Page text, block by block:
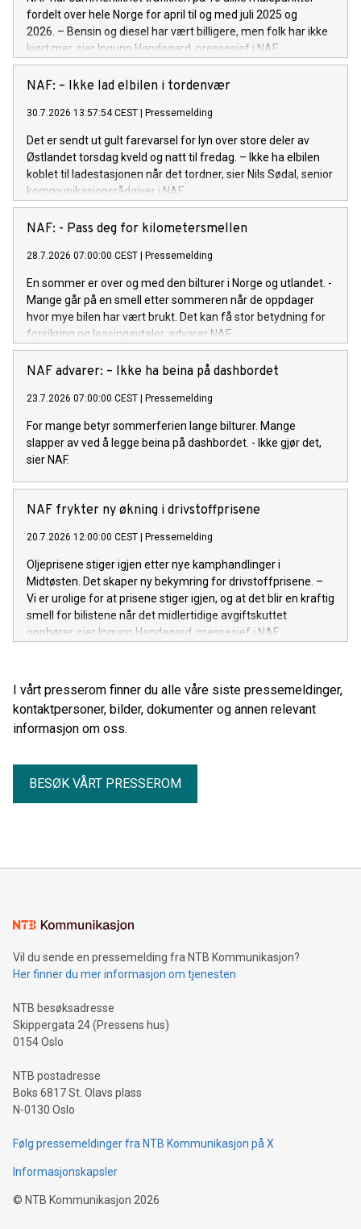
fordelt over hele Norge for april til og med juli 2025 og
2026. – Bensin og diesel har vært billigere, men folk har ikke
kjørt mer, sier Ingunn Handagard, pressesjef i NAF.
NAF: – Ikke lad elbilen i tordenvær
30.7.2026 13:57:54 CEST Pressemelding
Det er sendt ut gult farevarsel for lyn over store deler av
Østlandet torsdag kveld og natt til fredag. – Ikke ha elbilen
koblet til ladestasjonen når det tordner, sier Nils Sødal, senior
kommunikasjonsrådgiver i NAF.
NAF: - Pass deg for kilometersmellen
28.7.2026 07:00:00 CEST Pressemelding
En sommer er over og med den bilturer i Norge og utlandet. -
Mange går på en smell etter sommeren når de oppdager
hvor mye bilen har vært brukt. Det kan få stor betydning for
forsikring og leasingavtaler, advarer NAF.
NAF advarer: – Ikke ha beina på dashbordet
23.7.2026 07:00:00 CEST Pressemelding
For mange betyr sommerferien lange bilturer. Mange
slapper av ved å legge beina på dashbordet. - Ikke gjør det,
sier NAF.
NAF frykter ny økning i drivstoffprisene
20.7.2026 12:00:00 CEST Pressemelding
Oljeprisene stiger igjen etter nye kamphandlinger i
Midtøsten. Det skaper ny bekymring for drivstoffprisene. –
Vi er urolige for at prisene stiger igjen, og at det blir en kraftig
smell for bilistene når det midlertidige avgiftskuttet
opphører, sier Ingunn Handagard, pressesjef i NAF.
I vårt presserom finner du alle våre siste pressemeldinger,
kontaktpersoner, bilder, dokumenter og annen relevant
informasjon om oss.
BESØK VÅRT PRESSEROM
Vil du sende en pressemelding fra NTB Kommunikasjon?
Her finner du mer informasjon om tjenesten
NTB besøksadresse
Skippergata 24 (Pressens hus)
0154 Oslo
NTB postadresse
Boks 6817 St. Olavs plass
N-0130 Oslo
Følg pressemeldinger fra NTB Kommunikasjon på X
Informasjonskapsler
© NTB Kommunikasjon 2026